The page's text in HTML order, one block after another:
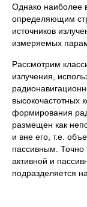
Однако наиболее
определяющим
источников
измеряемых
Рассмотрим
излучения,
высокочастотных
формирования
размещен как
и вне его, т.е.
пассивным. Точно
активной и
подразделяется